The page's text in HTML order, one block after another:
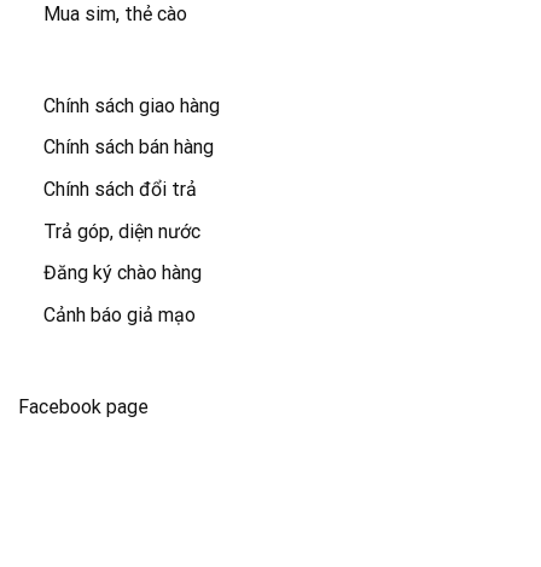
Mua sim, thẻ cào
Chính sách giao hàng
Chính sách bán hàng
Chính sách đổi trả
Trả góp, diện nước
Đăng ký chào hàng
Cảnh báo giả mạo
Facebook page